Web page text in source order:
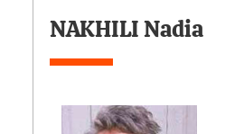
NAKHILI Nadia